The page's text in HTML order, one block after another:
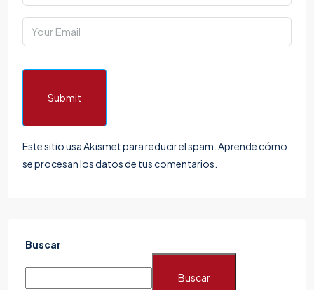
Submit
Este sitio usa Akismet para reducir el spam. Aprende cómo
se procesan los datos de tus comentarios.
Buscar
Buscar